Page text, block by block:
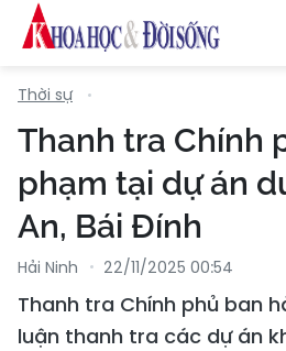
Thời sự
Thanh tra Chính
phạm tại dự án
An, Bái Đính
Hải Ninh 22/11/2025 00:54
Thanh tra Chính phủ ban
luận thanh tra các dự án